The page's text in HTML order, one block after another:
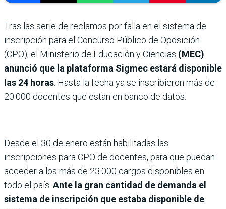
Tras las serie de reclamos por falla en el sistema de
inscripción para el Concurso Público de Oposición
(CPO), el Ministerio de Educación y Ciencias (MEC)
anunció que la plataforma Sigmec estará disponible
las 24 horas. Hasta la fecha ya se inscribieron más de
20.000 docentes que están en banco de datos.
Desde el 30 de enero están habilitadas las
inscripciones para CPO de docentes, para que puedan
acceder a los más de 23.000 cargos disponibles en
todo el país. Ante la gran cantidad de demanda el
sistema de inscripción que estaba disponible de